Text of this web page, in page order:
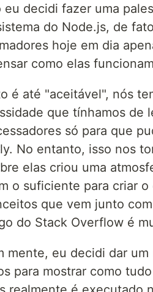
eu decidi fazer uma
do Node.js, de
hoje em dia
como elas
é até "aceitável", nós
que tínhamos de
só para que
No entanto, isso nos
elas criou uma
o suficiente para criar
que vem junto
do Stack Overflow é
mente, eu decidi dar
para mostrar como